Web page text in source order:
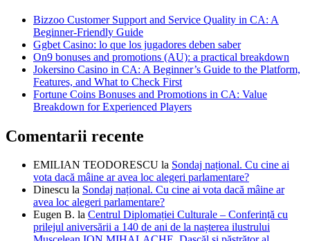
Bizzoo Customer Support and Service Quality in CA: A
Beginner-Friendly Guide
Ggbet Casino: lo que los jugadores deben saber
On9 bonuses and promotions (AU): a practical breakdown
Jokersino Casino in CA: A Beginner’s Guide to the Platform,
Features, and What to Check First
Fortune Coins Bonuses and Promotions in CA: Value
Breakdown for Experienced Players
Comentarii recente
EMILIAN TEODORESCU la Sondaj național. Cu cine ai
vota dacă mâine ar avea loc alegeri parlamentare?
Dinescu la Sondaj național. Cu cine ai vota dacă mâine ar
avea loc alegeri parlamentare?
Eugen B. la Centrul Diplomației Culturale – Conferință cu
prilejul aniversării a 140 de ani de la nașterea ilustrului